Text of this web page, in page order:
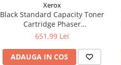
Xerox
Black Standard Capacity Toner
Cartridge Phaser
6510/WorkCentre 6515
651,99 Lei
ADAUGA IN COS